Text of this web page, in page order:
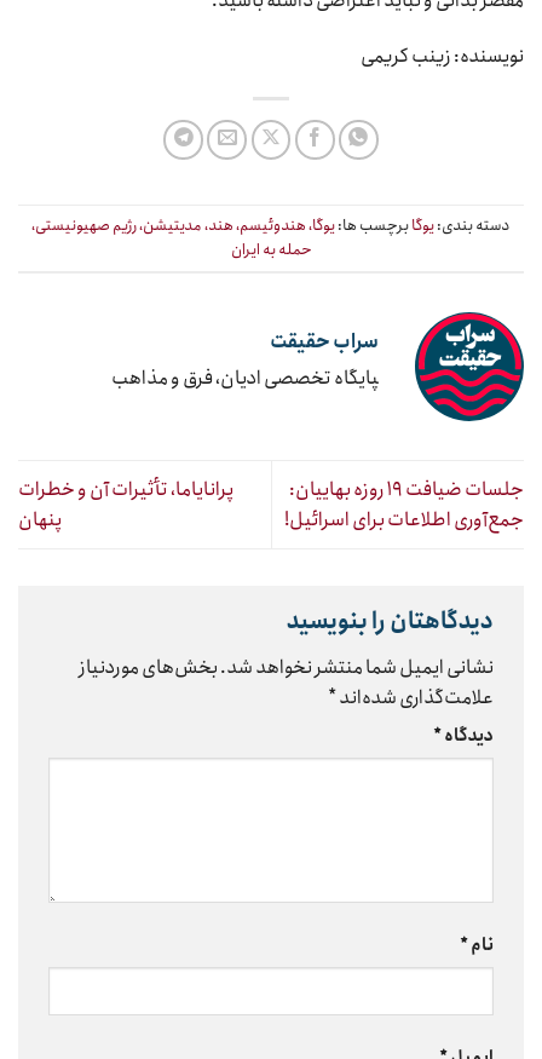
نویسنده: زینب کریمی
دسته بندی:یوگابرچسب ها:یوگا، هندوئیسم، هند، مدیتیشن، رژیم صهیونیستی،
حمله به ایران
سراب حقیقت
‍پایگاه تخصصی ادیان، فرق و مذاهب
جلسات ضیافت ۱۹ روزه بهاییان:
جمع‌آوری اطلاعات برای اسرائیل!
پرانایاما، تأثیرات آن و خطرات
پنهان
دیدگاهتان را بنویسید
نشانی ایمیل شما منتشر نخواهد شد.بخش‌های موردنیاز
علامت‌گذاری شده‌اند*
دیدگاه*
نام*